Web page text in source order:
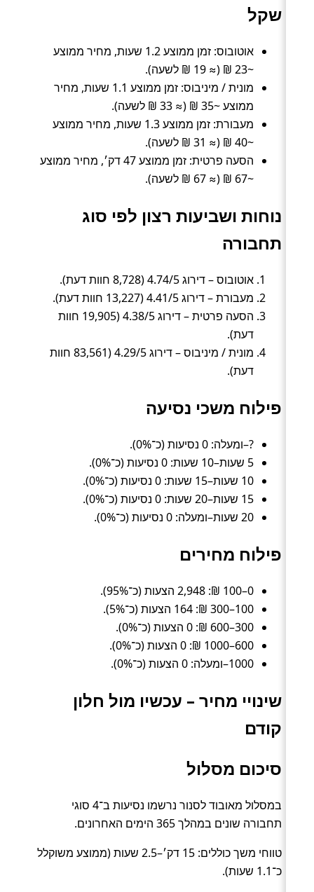
שקל
אוטובוס: זמן ממוצע 1.2 שעות, מחיר ממוצע
~23 ₪ (≈ 19 ₪ לשעה).
מונית / מיניבוס: זמן ממוצע 1.1 שעות, מחיר
ממוצע ~35 ₪ (≈ 33 ₪ לשעה).
מעבורת: זמן ממוצע 1.3 שעות, מחיר ממוצע
~40 ₪ (≈ 31 ₪ לשעה).
הסעה פרטית: זמן ממוצע 47 דק׳, מחיר ממוצע
~67 ₪ (≈ 67 ₪ לשעה).
נוחות ושביעות רצון לפי סוג
תחבורה
אוטובוס – דירוג 4.74/5 (8,728 חוות דעת).
מעבורת – דירוג 4.41/5 (13,227 חוות דעת).
הסעה פרטית – דירוג 4.38/5 (19,905 חוות
דעת).
מונית / מיניבוס – דירוג 4.29/5 (83,561 חוות
דעת).
פילוח משכי נסיעה
?–ומעלה: 0 נסיעות (כ־0%).
5 שעות–10 שעות: 0 נסיעות (כ־0%).
10 שעות–15 שעות: 0 נסיעות (כ־0%).
15 שעות–20 שעות: 0 נסיעות (כ־0%).
20 שעות–ומעלה: 0 נסיעות (כ־0%).
פילוח מחירים
0–100 ₪: 2,948 הצעות (כ־95%).
100–300 ₪: 164 הצעות (כ־5%).
300–600 ₪: 0 הצעות (כ־0%).
600–1000 ₪: 0 הצעות (כ־0%).
1000–ומעלה: 0 הצעות (כ־0%).
שינויי מחיר – עכשיו מול חלון
קודם
סיכום מסלול
במסלול מאובוד לסנור נרשמו נסיעות ב־4 סוגי
תחבורה שונים במהלך 365 הימים האחרונים.
טווחי משך כוללים: 15 דק׳–2.5 שעות (ממוצע משוקלל
כ־1.1 שעות).